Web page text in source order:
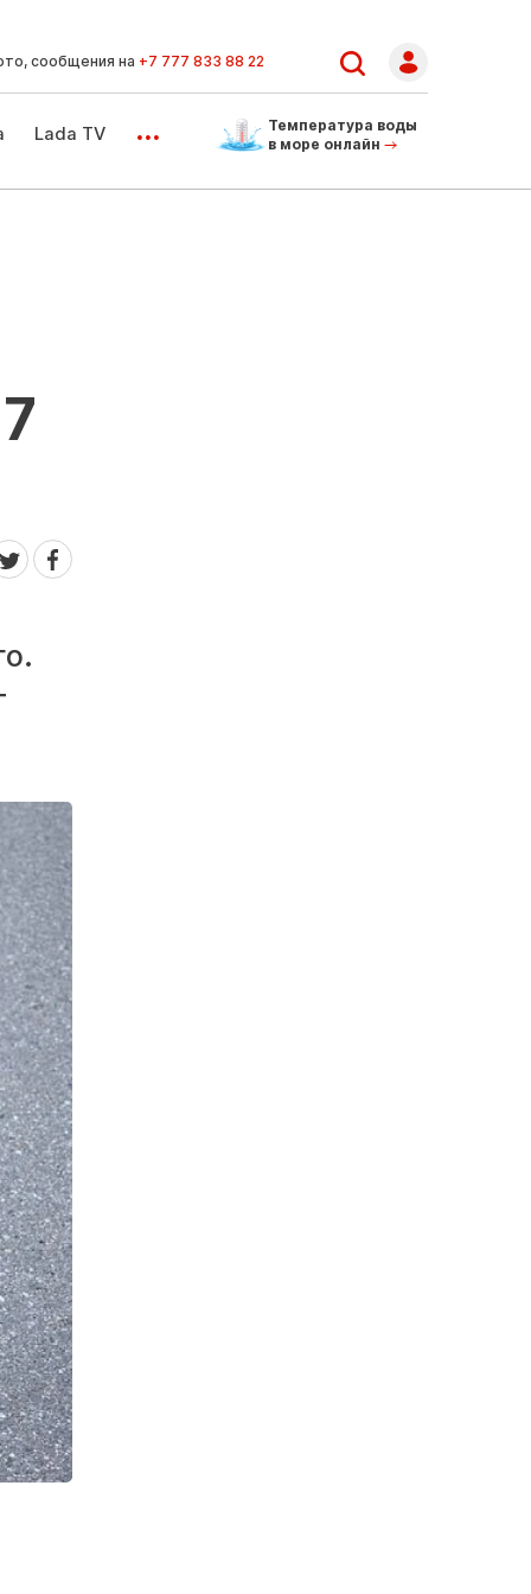
сообщения на +7 777 833 88 22
Lada TV ...
Температура воды
в море онлайн